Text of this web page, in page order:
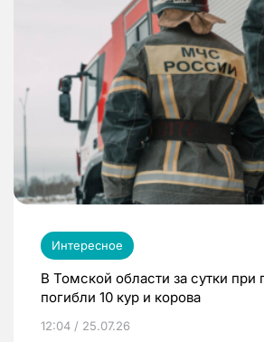
Интересное
В Томской области за сутки при
погибли 10 кур и корова
12:04 / 25.07.26